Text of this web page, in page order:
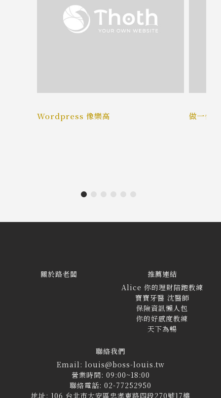
Wordpress 像樂高 做一個
關於路老闆
推薦連結
Alice 你的理財陪跑教練
寶寶牙醫 沈醫師
保險資訊懶人包
你的好感度教練
天下為暢
聯絡我們
Email: louis@boss-louis.tw
營業時間: 09:00~18:00
聯絡電話: 02-77252950
地址: 106 台北市大安區忠孝東路四段270號17樓